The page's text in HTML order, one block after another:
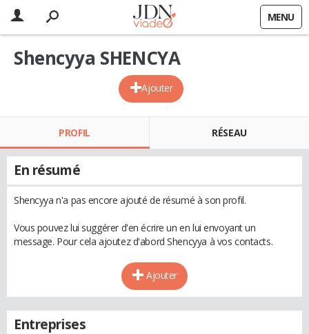
MENU
Ajouter
Shencyya SHENCYA
PROFIL RÉSEAU
En résumé
Shencyya n'a pas encore ajouté de résumé à son profil.
Vous pouvez lui suggérer d'en écrire un en lui envoyant un
message. Pour cela ajoutez d'abord Shencyya à vos contacts.
Ajouter
Entreprises